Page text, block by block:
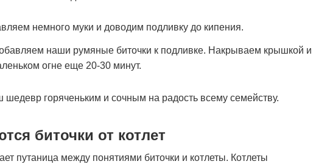
немного муки и доводим подливку до кипения.
наши румяные биточки к подливке. Накрываем крышкой и
огне еще 20-30 минут.
горяченьким и сочным на радость всему семейству.
биточки от котлет
путаница между понятиями биточки и котлеты. Котлеты